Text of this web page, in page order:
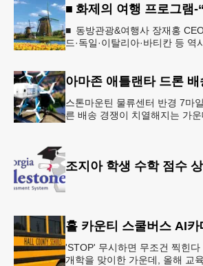
■ 동방관광&여행사 장재홍
드·독일·이탈리아·바티칸 등 역
아마존 애틀랜타 드론
스톤마운틴 물류센터 반경 7마
른 배송 경쟁이 치열해지는 가
조지아 학생 수학 점수
홀 카운티 스쿨버스 AI카
'STOP' 무시하면 무조건 찍힌다
개학을 맞이한 가운데, 올해 교